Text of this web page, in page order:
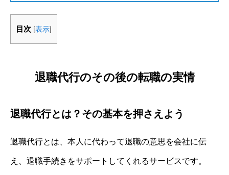
目次 [表示]
退職代行のその後の転職の実情
退職代行とは？その基本を押さえよう
退職代行とは、本人に代わって退職の意思を会社に伝
え、退職手続きをサポートしてくれるサービスです。